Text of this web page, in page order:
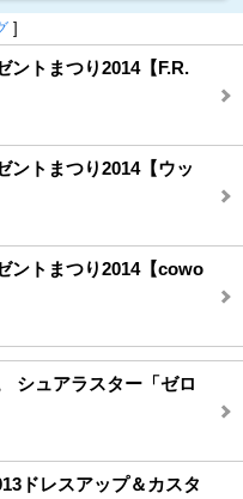
]
ントまつり2014【F.R.
ントまつり2014【ウッ
ントまつり2014【cowo
シュアラスター「ゼロ
ドレスアップ＆カスタ